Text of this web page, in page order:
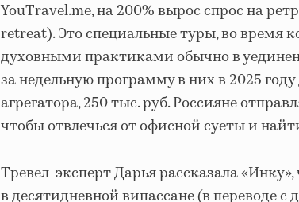
YouTravel.me, на 200% вырос спрос на
retreat). Это специальные туры, во время
духовными практиками обычно в
за недельную программу в них в 2025
агрегатора, 250 тыс. руб. Россияне
чтобы отвлечься от офисной суеты и
Тревел-эксперт Дарья рассказала
в десятидневной випассане (в переводе